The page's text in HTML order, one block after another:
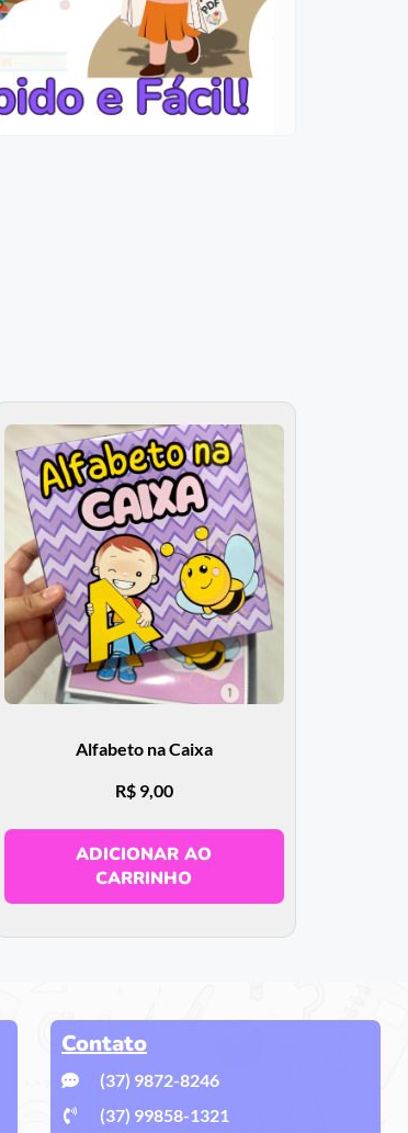
Alfabeto na Caixa
R$9,00
ADICIONAR AO
CARRINHO
Contato
(37) 9872-8246
(37) 99858-1321